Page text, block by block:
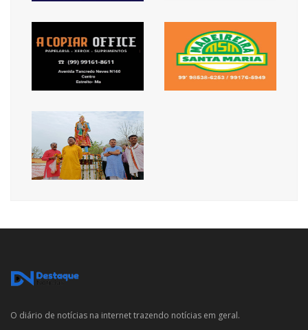
O diário de notícias na internet trazendo notícias em geral.